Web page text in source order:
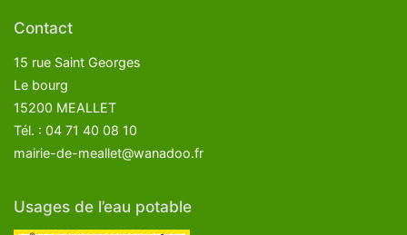
Contact
15 rue Saint Georges
Le bourg
15200 MEALLET
Tél. : 04 71 40 08 10
mairie-de-meallet@wanadoo.fr
Usages de l’eau potable